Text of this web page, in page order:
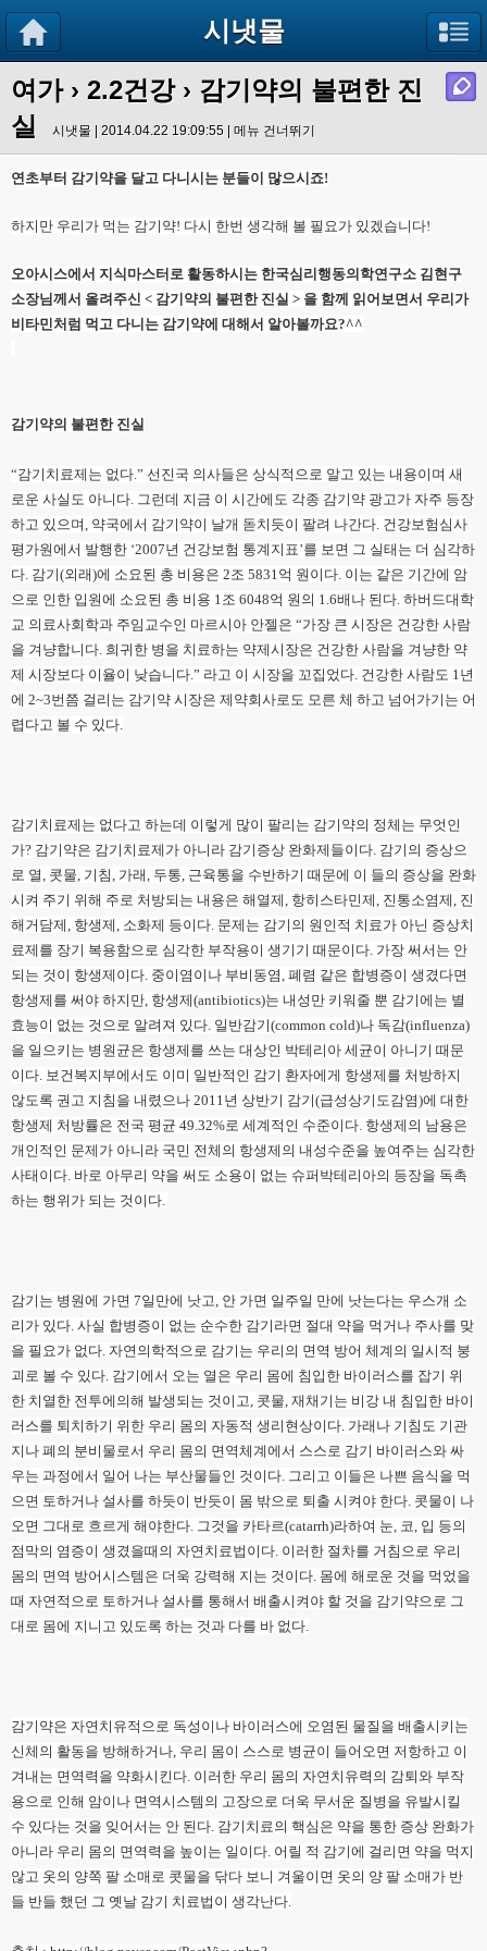
시냇물
여가› 2.2건강› 감기약의 불편한 진
실
시냇물 | 2014.04.22 19:09:55 | 메뉴 건너뛰기
연초부터 감기약을 달고 다니시는 분들이 많으시죠!
하지만 우리가 먹는 감기약! 다시 한번 생각해 볼 필요가 있겠습니다!
오아시스에서 지식마스터로 활동하시는 한국심리행동의학연구소 김현구
소장님께서 올려주신 < 감기약의 불편한 진실 > 을 함께 읽어보면서 우리가
비타민처럼 먹고 다니는 감기약에 대해서 알아볼까요?^^
감기약의 불편한 진실
“감기치료제는 없다.” 선진국 의사들은 상식적으로 알고 있는 내용이며 새
로운 사실도 아니다. 그런데 지금 이 시간에도 각종 감기약 광고가 자주 등장
하고 있으며, 약국에서 감기약이 날개 돋치듯이 팔려 나간다. 건강보험심사
평가원에서 발행한 ‘2007년 건강보험 통계지표’를 보면 그 실태는 더 심각하
다. 감기(외래)에 소요된 총 비용은 2조 5831억 원이다. 이는 같은 기간에 암
으로 인한 입원에 소요된 총 비용 1조 6048억 원의 1.6배나 된다. 하버드대학
교 의료사회학과 주임교수인 마르시아 안젤은 “가장 큰 시장은 건강한 사람
을 겨냥합니다. 희귀한 병을 치료하는 약제시장은 건강한 사람을 겨냥한 약
제 시장보다 이율이 낮습니다.” 라고 이 시장을 꼬집었다. 건강한 사람도 1년
에 2~3번쯤 걸리는 감기약 시장은 제약회사로도 모른 체 하고 넘어가기는 어
렵다고 볼 수 있다.
감기치료제는 없다고 하는데 이렇게 많이 팔리는 감기약의 정체는 무엇인
가? 감기약은 감기치료제가 아니라 감기증상 완화제들이다. 감기의 증상으
로 열, 콧물, 기침, 가래, 두통, 근육통을 수반하기 때문에 이 들의 증상을 완화
시켜 주기 위해 주로 처방되는 내용은 해열제, 항히스타민제, 진통소염제, 진
해거담제, 항생제, 소화제 등이다. 문제는 감기의 원인적 치료가 아닌 증상치
료제를 장기 복용함으로 심각한 부작용이 생기기 때문이다. 가장 써서는 안
되는 것이 항생제이다. 중이염이나 부비동염, 폐렴 같은 합병증이 생겼다면
항생제를 써야 하지만, 항생제(antibiotics)는 내성만 키워줄 뿐 감기에는 별
효능이 없는 것으로 알려져 있다. 일반감기(common cold)나 독감(influenza)
을 일으키는 병원균은 항생제를 쓰는 대상인 박테리아 세균이 아니기 때문
이다. 보건복지부에서도 이미 일반적인 감기 환자에게 항생제를 처방하지
않도록 권고 지침을 내렸으나 2011년 상반기 감기(급성상기도감염)에 대한
항생제 처방률은 전국 평균 49.32%로 세계적인 수준이다. 항생제의 남용은
개인적인 문제가 아니라 국민 전체의 항생제의 내성수준을 높여주는 심각한
사태이다. 바로 아무리 약을 써도 소용이 없는 슈퍼박테리아의 등장을 독촉
하는 행위가 되는 것이다.
감기는 병원에 가면 7일만에 낫고, 안 가면 일주일 만에 낫는다는 우스개 소
리가 있다. 사실 합병증이 없는 순수한 감기라면 절대 약을 먹거나 주사를 맞
을 필요가 없다. 자연의학적으로 감기는 우리의 면역 방어 체계의 일시적 붕
괴로 볼 수 있다. 감기에서 오는 열은 우리 몸에 침입한 바이러스를 잡기 위
한 치열한 전투에의해 발생되는 것이고, 콧물, 재채기는 비강 내 침입한 바이
러스를 퇴치하기 위한 우리 몸의 자동적 생리현상이다. 가래나 기침도 기관
지나 폐의 분비물로서 우리 몸의 면역체계에서 스스로 감기 바이러스와 싸
우는 과정에서 일어 나는 부산물들인 것이다. 그리고 이들은 나쁜 음식을 먹
으면 토하거나 설사를 하듯이 반듯이 몸 밖으로 퇴출 시켜야 한다. 콧물이 나
오면 그대로 흐르게 해야한다. 그것을 카타르(catarrh)라하여 눈, 코, 입 등의
점막의 염증이 생겼을때의 자연치료법이다. 이러한 절차를 거침으로 우리
몸의 면역 방어시스템은 더욱 강력해 지는 것이다. 몸에 해로운 것을 먹었을
때 자연적으로 토하거나 설사를 통해서 배출시켜야 할 것을 감기약으로 그
대로 몸에 지니고 있도록 하는 것과 다를 바 없다.
감기약은 자연치유적으로 독성이나 바이러스에 오염된 물질을 배출시키는
신체의 활동을 방해하거나, 우리 몸이 스스로 병균이 들어오면 저항하고 이
겨내는 면역력을 약화시킨다. 이러한 우리 몸의 자연치유력의 감퇴와 부작
용으로 인해 암이나 면역시스템의 고장으로 더욱 무서운 질병을 유발시킬
수 있다는 것을 잊어서는 안 된다. 감기치료의 핵심은 약을 통한 증상 완화가
아니라 우리 몸의 면역력을 높이는 일이다. 어릴 적 감기에 걸리면 약을 먹지
않고 옷의 양쪽 팔 소매로 콧물을 닦다 보니 겨울이면 옷의 양 팔 소매가 반
들 반들 했던 그 옛날 감기 치료법이 생각난다.